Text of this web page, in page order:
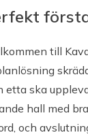
TV via
Ingår i
till
etta ska
hall med
och